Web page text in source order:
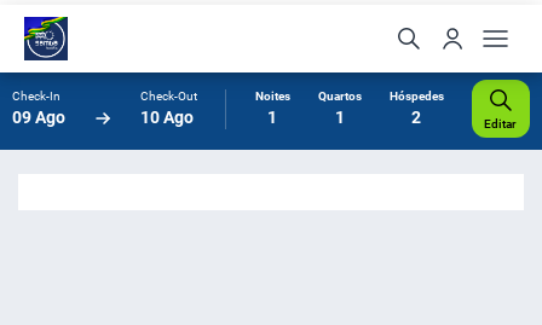
Check-In
09 Ago
Check-Out
10 Ago
Noites
1
Quartos
1
Hóspedes
2 Editar